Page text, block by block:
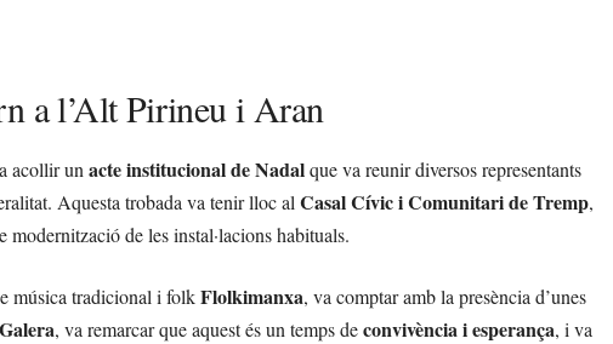
a l’Alt Pirineu i Aran
acollir un acte institucional de Nadalque va reunir diversos representants
Aquesta trobada va tenir lloc al Casal Cívic i Comunitari de Tremp,
modernització de les instal·lacions habituals.
música tradicional i folkFlolkimanxa, va comptar amb la presència d’unes
, va remarcar que aquest és un temps deconvivència i esperança, i va